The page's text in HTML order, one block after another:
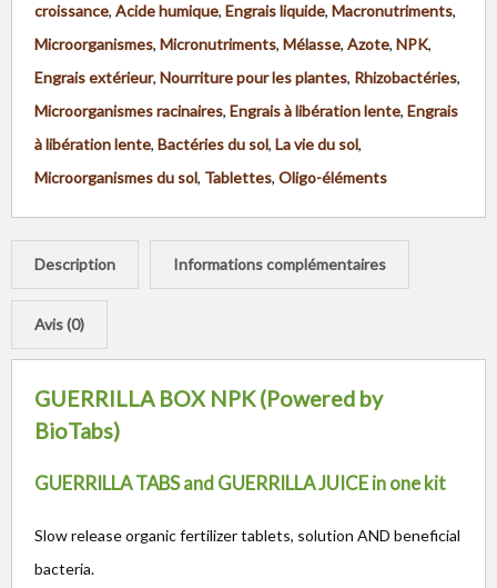
croissance, Acide humique, Engrais liquide, Macronutriments,
Microorganismes, Micronutriments, Mélasse, Azote, NPK,
Engrais extérieur, Nourriture pour les plantes, Rhizobactéries,
Microorganismes racinaires, Engrais à libération lente, Engrais
à libération lente, Bactéries du sol, La vie du sol,
Microorganismes du sol, Tablettes, Oligo-éléments
Description Informations complémentaires
Avis (0)
GUERRILLA BOX NPK (Powered by
BioTabs)
GUERRILLA TABS and GUERRILLA JUICE in one kit
Slow release organic fertilizer tablets, solution AND beneficial
bacteria.